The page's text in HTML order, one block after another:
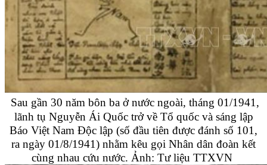
Sau gần 30 năm bôn ba ở nước ngoài, tháng 01/1941,
lãnh tụ Nguyễn Ái Quốc trở về Tổ quốc và sáng lập
Báo Việt Nam Độc lập (số đầu tiên được đánh số 101,
ra ngày 01/8/1941) nhằm kêu gọi Nhân dân đoàn kết
cùng nhau cứu nước. Ảnh: Tư liệu TTXVN